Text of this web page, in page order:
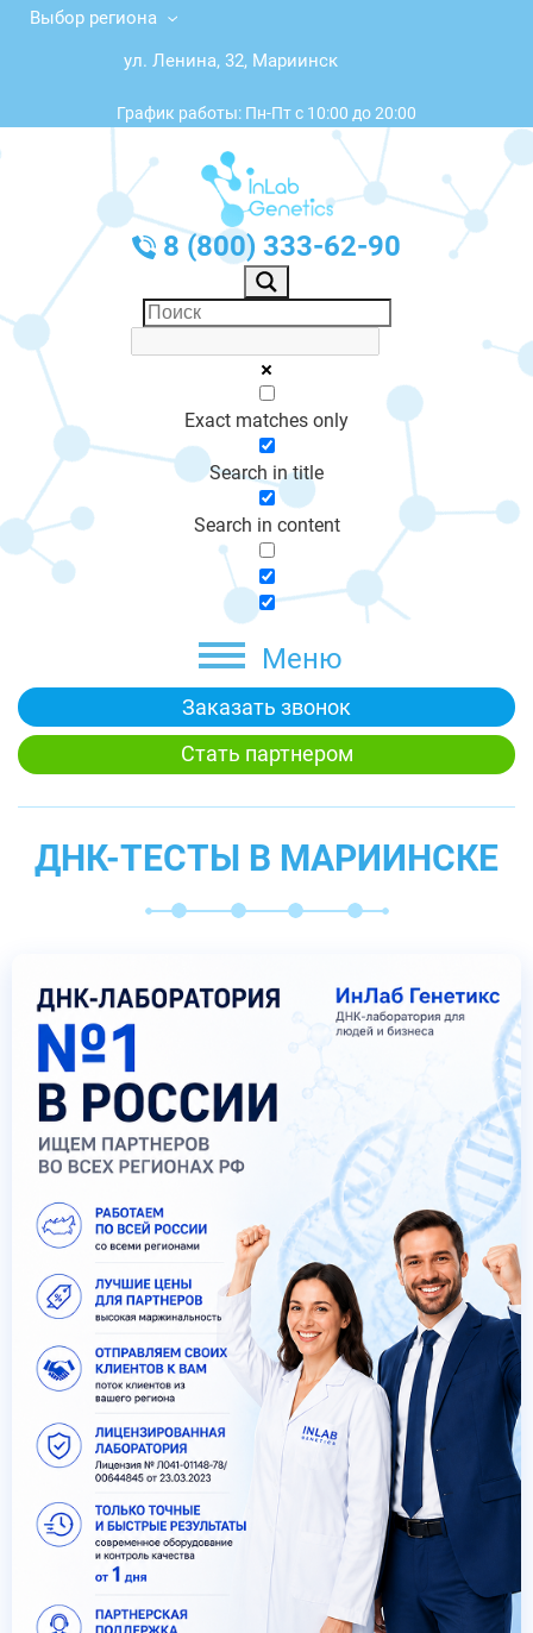
Выбор региона
ул. Ленина, 32, Мариинск
График работы: Пн-Пт с 10:00 до 20:00
8 (800) 333-62-90
Exact matches only
Search in title
Search in content
Меню
Заказать звонок
Стать партнером
ДНК-ТЕСТЫ В МАРИИНСКЕ